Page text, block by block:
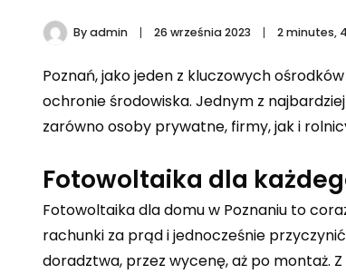
Byadmin 26 września 2023 2 minutes,
Poznań, jako jeden z kluczowych
ochronie środowiska. Jednym z
zarówno osoby prywatne, firmy, jak i
Fotowoltaika dla
Fotowoltaika dla domu w Poznaniu to
rachunki za prąd i jednocześnie
doradztwa, przez wycenę, aż po montaż.